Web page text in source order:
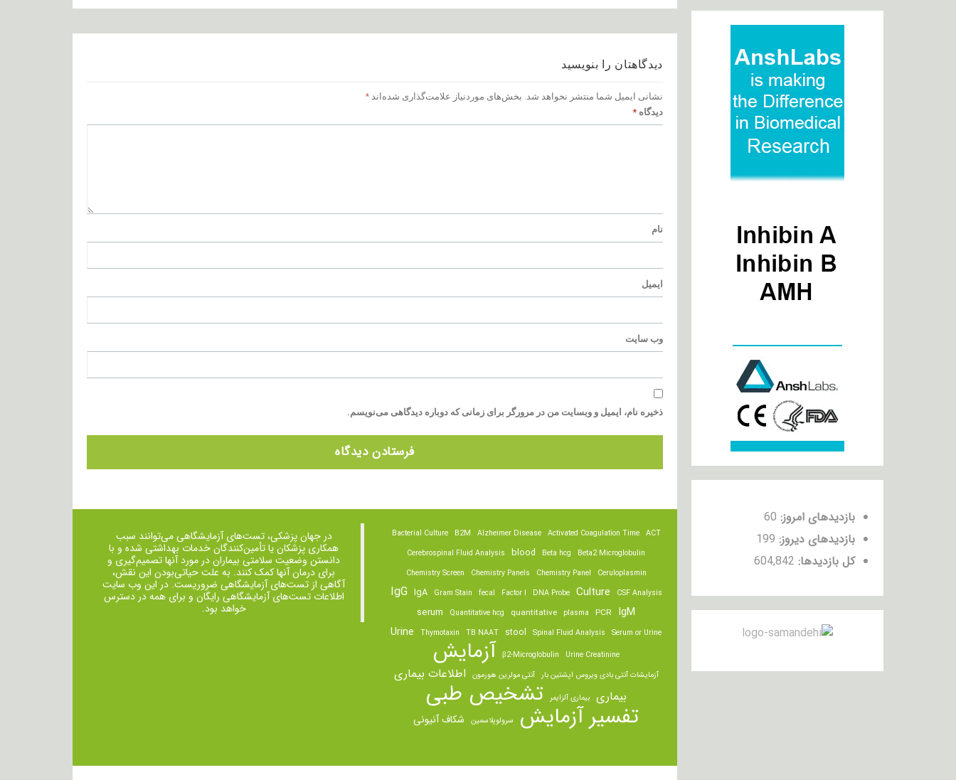
بازدیدهای امروز: 60
بازدیدهای دیروز: 199
کل بازدیدها: 604,842
دیدگاهتان را بنویسید
نشانی ایمیل شما منتشر نخواهد شد. بخش‌های موردنیاز علامت‌گذاری شده‌اند *
دیدگاه *
نام
ایمیل
وب‌ سایت
ذخیره نام، ایمیل و وبسایت من در مرورگر برای زمانی که دوباره دیدگاهی می‌نویسم.
ACT
Activated Coagulation Time
Alzheimer Disease
B2M
Bacterial Culture
Beta2 Microglobulin
Beta hcg
blood
Cerebrospinal Fluid Analysis
Ceruloplasmin
Chemistry Panel
Chemistry Panels
Chemistry Screen
CSF Analysis
Culture
DNA Probe
Factor I
fecal
Gram Stain
IgA
IgG
IgM
PCR
plasma
quantitative
Quantitative hcg
serum
Serum or Urine
Spinal Fluid Analysis
stool
TB NAAT
Thymotaxin
Urine
Urine Creatinine
β2-Microglobulin آزمایش
آزمایشات آنتی بادی ویروس اپشتین بار آنتی مولرین هورمون اطلاعات بیماری
بیماری بیماری آلزایمر تشخیص طبی
تفسیر آزمایش سرولوپلاسمین شکاف آنیونی
در جهان پزشکی، تست‌های آزمایشگاهی می‌توانند سبب
همکاری پزشکان یا تأمین‌کنندگان خدمات بهداشتی شده و با
دانستن وضعیت سلامتی بیماران در مورد آنها تصمیم‌گیری و
برای درمان ‌آنها کمک کنند. به علت حیاتی‌بودن این نقش،
آگاهی از تست‌های آزمایشگاهی ضروریست. در این وب سایت
اطلاعات تست‌های آزمایشگاهی رایگان و برای همه در دسترس
خواهد بود.